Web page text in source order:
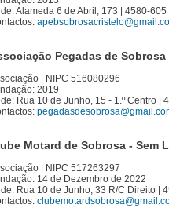
Alameda 6 de Abril, 173 | 4580-605
Pegadas de Sobrosa
| NIPC 516080296
2019
Rua 10 de Junho, 15 - 1.º Centro |
Motard de Sobrosa - Sem
| NIPC 517263297
14 de Dezembro de 2022
Rua 10 de Junho, 33 R/C Direito |